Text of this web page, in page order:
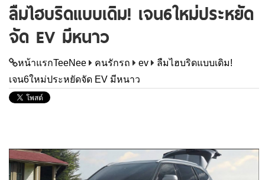
ลืมไฮบริดแบบเดิม! เจน6ใหม่ประหยัด
จัด EV มีหนาว
หน้าแรกTeeNee คนรักรถ ev
ลืมไฮบริดแบบเดิม!
เจน6ใหม่ประหยัดจัด EV มีหนาว